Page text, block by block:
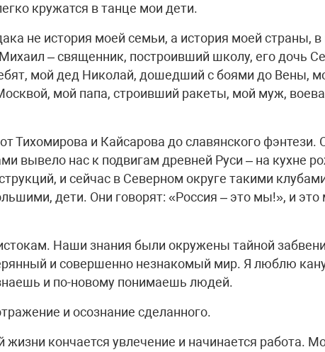
кружатся в танце мои дети.
не история моей семьи, а история моей страны, в
– священник, построивший школу, его дочь
мой дед Николай, дошедший с боями до Вены,
мой папа, строивший ракеты, мой муж,
Тихомирова и Кайсарова до славянского фэнтези.
вывело нас к подвигам древней Руси – на кухне
и сейчас в Северном округе такими
дети. Они говорят: «Россия – это мы!», и
Наши знания были окружены тайной
и совершенно незнакомый мир. Я люблю
и по-новому понимаешь людей.
и осознание сделанного.
жизни кончается увлечение и начинается работа.